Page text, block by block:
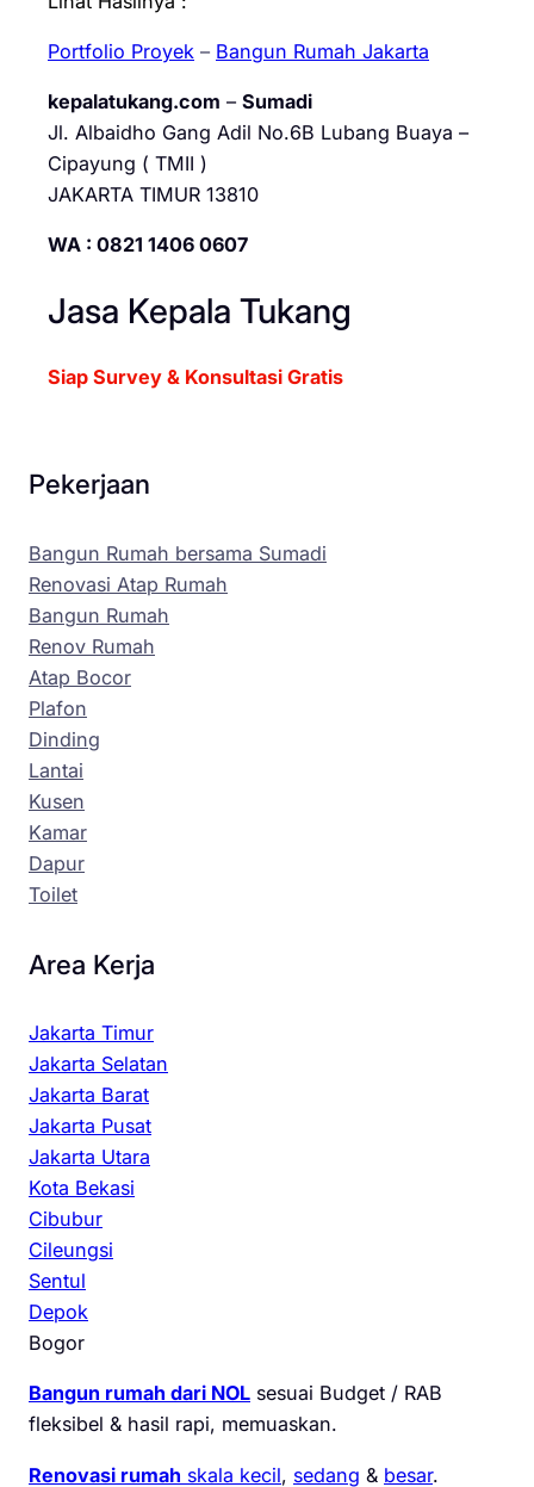
Portfolio Proyek – Bangun Rumah Jakarta
kepalatukang.com – Sumadi
Jl. Albaidho Gang Adil No.6B Lubang Buaya –
Cipayung ( TMII )
JAKARTA TIMUR 13810
WA : 0821 1406 0607
Jasa Kepala Tukang
Siap Survey & Konsultasi Gratis
Pekerjaan
Bangun Rumah bersama Sumadi
Renovasi Atap Rumah
Bangun Rumah
Renov Rumah
Atap Bocor
Plafon
Dinding
Lantai
Kusen
Kamar
Dapur
Toilet
Area Kerja
Jakarta Timur
Jakarta Selatan
Jakarta Barat
Jakarta Pusat
Jakarta Utara
Kota Bekasi
Cibubur
Cileungsi
Sentul
Depok
Bogor
Bangun rumah dari NOL sesuai Budget / RAB
fleksibel & hasil rapi, memuaskan.
Renovasi rumah skala kecil, sedang & besar.